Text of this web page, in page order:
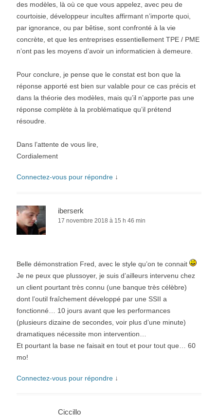
des modèles, là où ce que vous appelez, avec peu de
courtoisie, développeur incultes affirmant n’importe quoi,
par ignorance, ou par bêtise, sont confronté à la vie
concrète, et que les entreprises essentiellement TPE / PME
n’ont pas les moyens d’avoir un informaticien à demeure.
Pour conclure, je pense que le constat est bon que la
réponse apporté est bien sur valable pour ce cas précis et
dans la théorie des modèles, mais qu’il n’apporte pas une
réponse complète à la problématique qu’il prétend
résoudre.
Dans l’attente de vous lire,
Cordialement
Connectez-vous pour répondre ↓
iberserk
17 novembre 2018 à 15 h 46 min
Belle démonstration Fred, avec le style qu’on te connait
Je ne peux que plussoyer, je suis d’ailleurs intervenu chez
un client pourtant très connu (une banque très célèbre)
dont l’outil fraîchement développé par une SSII a
fonctionné… 10 jours avant que les performances
(plusieurs dizaine de secondes, voir plus d’une minute)
dramatiques nécessite mon intervention…
Et pourtant la base ne faisait en tout et pour tout que… 60
mo!
Connectez-vous pour répondre ↓
Ciccillo